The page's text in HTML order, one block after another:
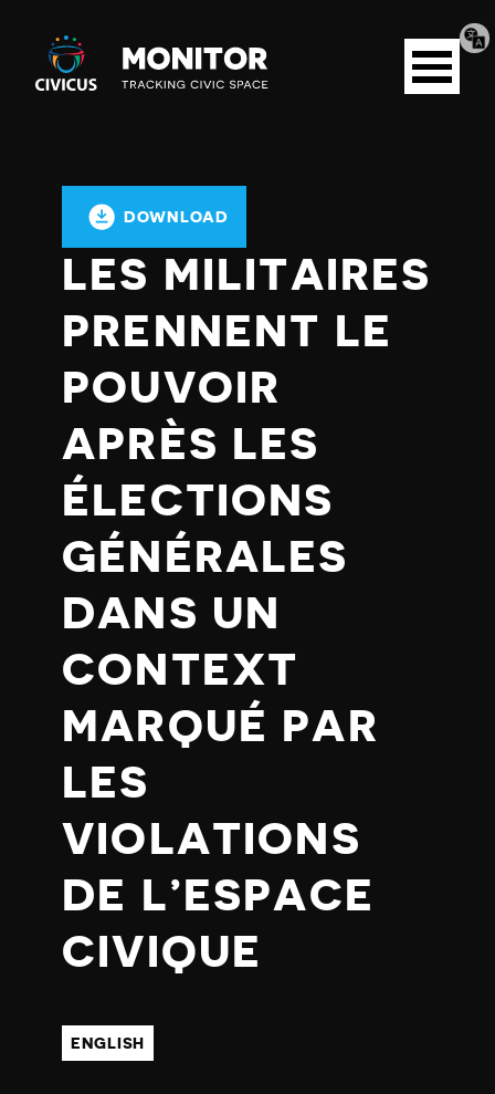
Civicus
Monitor
Open
menu
DOWNLOAD
LES MILITAIRES
PRENNENT LE
POUVOIR
APRÈS LES
ÉLECTIONS
GÉNÉRALES
DANS UN
CONTEXT
MARQUÉ PAR
LES
VIOLATIONS
DE L’ESPACE
CIVIQUE
ENGLISH